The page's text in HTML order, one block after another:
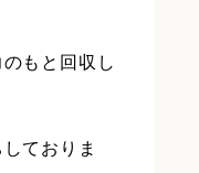
もと回収し
ておりま